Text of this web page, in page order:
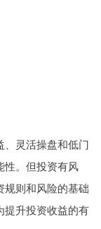
、灵活操盘和低门
性。但投资有风
规则和风险的基础
提升投资收益的有